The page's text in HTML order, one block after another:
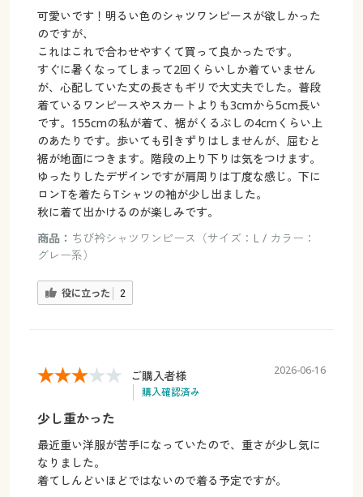
可愛いです！明るい色のシャツワンピースが欲しかった
のですが、
これはこれで合わせやすくて買って良かったです。
すぐに暑くなってしまって2回くらいしか着ていません
が、心配していた丈の長さもギリで大丈夫でした。普段
着ているワンピースやスカートよりも3cmから5cm長い
です。155cmの私が着て、裾がくるぶしの4cmくらい上
のあたりです。歩いても引きずりはしませんが、屈むと
裾が地面につきます。階段の上り下りは気をつけます。
ゆったりしたデザインですが肩周りは丁度な感じ。下に
ロンTを着たらTシャツの袖が少し出ました。
秋に着て出かけるのが楽しみです。
商品： ちび衿シャツワンピース（サイズ：L / カラー：
グレー系）
役に立った 2
ご購入者様
購入確認済み
2026-06-16
少し重かった
最近重い洋服が苦手になっていたので、重さが少し気に
なりました。
着てしんどいほどではないので着る予定ですが。